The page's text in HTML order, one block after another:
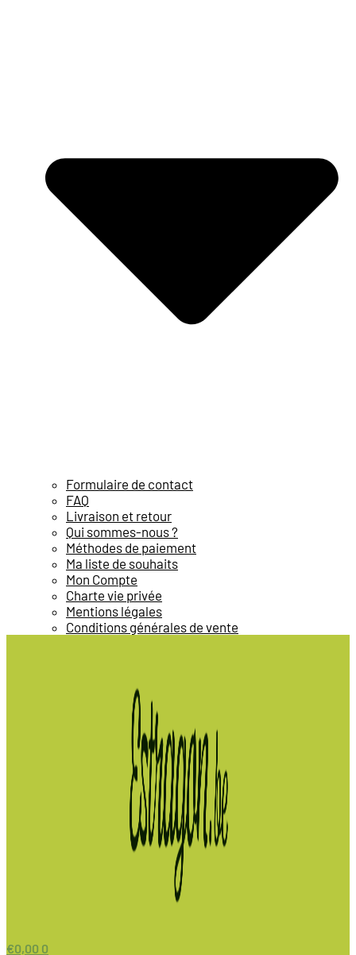
Formulaire de contact
FAQ
Livraison et retour
Qui sommes-nous ?
Méthodes de paiement
Ma liste de souhaits
Mon Compte
Charte vie privée
Mentions légales
Conditions générales de vente
€0,00 0